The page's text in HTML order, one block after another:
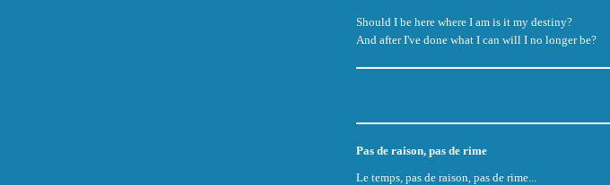
Should I be here where I am is it my destiny?
And after I've done what I can will I no longer be?
Pas de raison, pas de rime
Le temps, pas de raison, pas de rime...